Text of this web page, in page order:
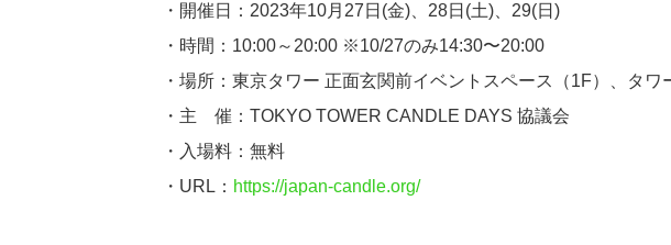
・開催日：2023年10月27日(金)、28日(土)、29(日)
・時間：10:00～20:00 ※10/27のみ14:30〜20:00
・場所：東京タワー 正面玄関前イベントスペース（1F）、タワ
・主 催：TOKYO TOWER CANDLE DAYS 協議会
・入場料：無料
・URL： https://japan-candle.org/